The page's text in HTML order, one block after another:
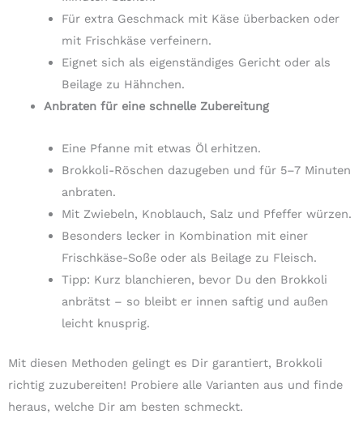
Für extra Geschmack mit Käse überbacken oder
mit Frischkäse verfeinern.
Eignet sich als eigenständiges Gericht oder als
Beilage zu Hähnchen.
Anbraten für eine schnelle Zubereitung
Eine Pfanne mit etwas Öl erhitzen.
Brokkoli-Röschen dazugeben und für 5–7 Minuten
anbraten.
Mit Zwiebeln, Knoblauch, Salz und Pfeffer würzen.
Besonders lecker in Kombination mit einer
Frischkäse-Soße oder als Beilage zu Fleisch.
Tipp: Kurz blanchieren, bevor Du den Brokkoli
anbrätst – so bleibt er innen saftig und außen
leicht knusprig.
Mit diesen Methoden gelingt es Dir garantiert, Brokkoli
richtig zuzubereiten! Probiere alle Varianten aus und finde
heraus, welche Dir am besten schmeckt.